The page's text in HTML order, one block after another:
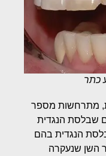
כתר
מתרחשות מספר
שבלסת הנגדית
בלסת הנגדית בהם
השן שנעקרה